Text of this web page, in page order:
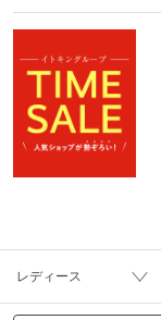
レディース